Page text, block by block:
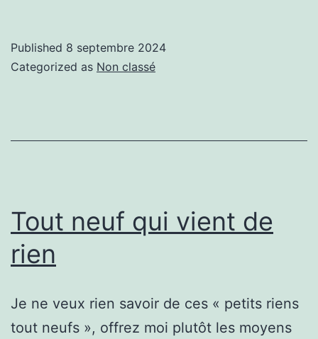
Published 8 septembre 2024
Categorized as Non classé
Tout neuf qui vient de
rien
Je ne veux rien savoir de ces « petits riens
tout neufs », offrez moi plutôt les moyens